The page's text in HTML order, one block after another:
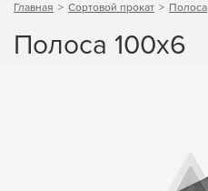
Главная Сортовой прокат Полоса
Полоса 100х6